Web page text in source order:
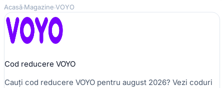
Acasă Magazine VOYO
Cod reducere VOYO
Cauți cod reducere VOYO pentru august 2026? Vezi coduri